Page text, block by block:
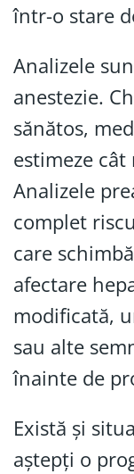
într-o stare
Analizele
anestezie.
sănătos,
estimeze
Analizele
complet
care
afectare
modificată,
sau alte
înainte de
Există și
aștepți o